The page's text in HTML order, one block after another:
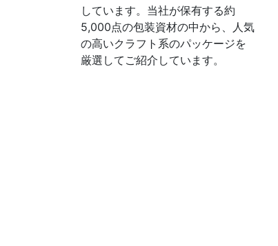
しています。当社が保有する約
5,000点の包装資材の中から、人気
の高いクラフト系のパッケージを
厳選してご紹介しています。